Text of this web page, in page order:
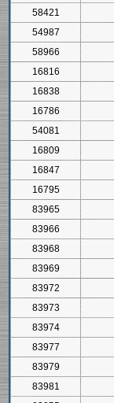
58421
54987
58966
16816
16838
16786
54081
16809
16847
16795
83965
83966
83968
83969
83972
83973
83974
83977
83979
83981